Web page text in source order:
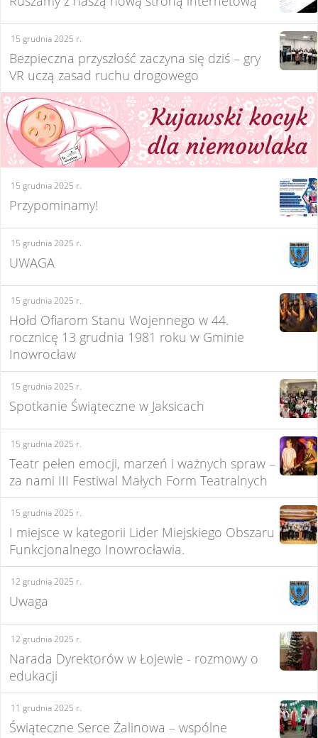
15 grudnia 2025 r.
Bezpieczna przyszłość zaczyna się dziś – gry
VR uczą zasad ruchu drogowego
15 grudnia 2025 r.
Przypominamy!
15 grudnia 2025 r.
UWAGA
15 grudnia 2025 r.
Hołd Ofiarom Stanu Wojennego w 44.
rocznicę 13 grudnia 1981 roku w Gminie
Inowrocław
15 grudnia 2025 r.
Spotkanie Świąteczne w Jaksicach
15 grudnia 2025 r.
Teatr pełen emocji, marzeń i ważnych spraw –
za nami III Festiwal Małych Form Teatralnych
15 grudnia 2025 r.
I miejsce w kategorii Lider Miejskiego Obszaru
Funkcjonalnego Inowrocławia.
12 grudnia 2025 r.
Uwaga
12 grudnia 2025 r.
Narada Dyrektorów w Łojewie - rozmowy o
edukacji
11 grudnia 2025 r.
Świąteczne Serce Żalinowa – wspólne